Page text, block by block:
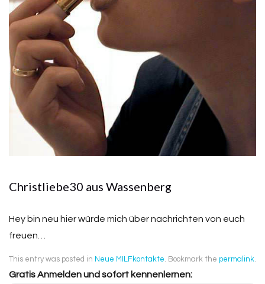
Christliebe30 aus Wassenberg
Hey bin neu hier würde mich über nachrichten von euch
freuen…
This entry was posted in Neue MILFkontakte. Bookmark the permalink.
Gratis Anmelden und sofort kennenlernen: